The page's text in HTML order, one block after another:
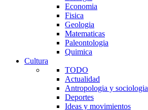
Economia
Fisica
Geologia
Matematicas
Paleontologia
Quimica
Cultura
TODO
Actualidad
Antropologia y sociologia
Deportes
Ideas y movimientos